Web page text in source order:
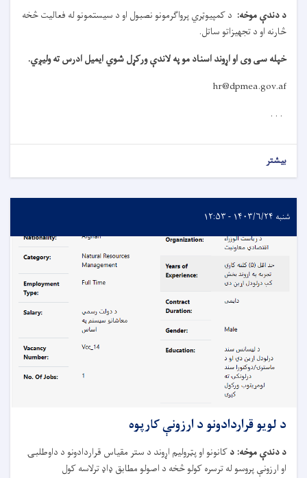
د دندې موخه: د کمپیوټري پرواګرمونو نصبول او د سیستمونو له فعاليت څخه
څارنه او د تجهیزاتو ساتل.
خپله سی وی او اړوند اسناد مو په لاندې ورکړل شوي ایمیل ادرس ته ولیږي.
hr@dpmea.gov.af
. . .
بیشتر
شنبه ۱۴۰۳/۶/۲۴ - ۱۲:۵۳
د لویو قراردادونو د ارزونې کارپوه
د دندې موخه: دکانونو او پټروليم اړوند د ستر مقياس قراردادونو د داوطلبۍ
او ارزونې پروسو له ترسره کولو څخه د اصولو مطابق ډاډ ترلاسه کول